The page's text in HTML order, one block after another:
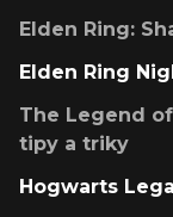
Elden Ring:
Elden Ring
The Legend
tipy a triky
Hogwarts